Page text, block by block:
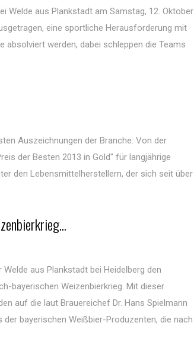
Welde aus Plankstadt am Samstag, 12. Oktober
eine sportliche Herausforderung mit
werden, dabei schleppen die Teams
Auszeichnungen der Branche: Von der
der Besten 2013 in Gold" für langjährige
den Lebensmittelherstellern, der sich seit über
aus Plankstadt bei Heidelberg den
bayerischen Weizenbierkrieg. Mit dieser
auf die laut Brauereichef Dr. Hans Spielmann
bayerischen Weißbier-Produzenten, die nach